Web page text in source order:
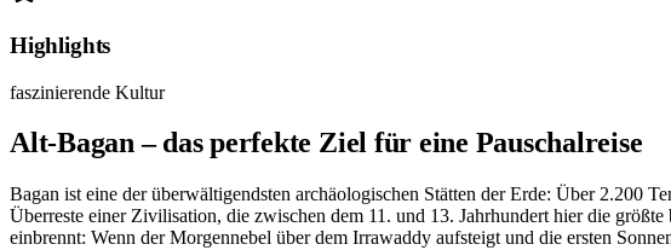
Highlights
faszinierende Kultur
Alt-Bagan – das perfekte Ziel für eine Pauschalreise
Bagan ist eine der überwältigendsten archäologischen Stätten der Erde: Über 2.200
Überreste einer Zivilisation, die zwischen dem 11. und 13. Jahrhundert hier die
einbrennt: Wenn der Morgennebel über dem Irrawaddy aufsteigt und die ersten